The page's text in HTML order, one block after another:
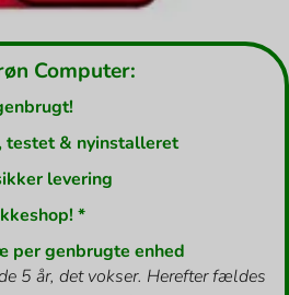
Computer:
testet & nyinstalleret
levering
*
per genbrugte enhed
5 år, det vokser. Herefter fældes